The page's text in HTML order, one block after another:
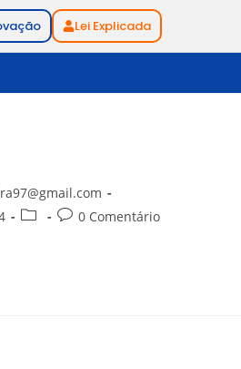
Lei Explicada
0 Comentário